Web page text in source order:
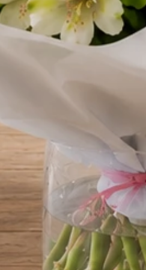
alkoholowego ze
dostarczenia go pod
Cena prezentów:
Cena kompozycji:
Razem: